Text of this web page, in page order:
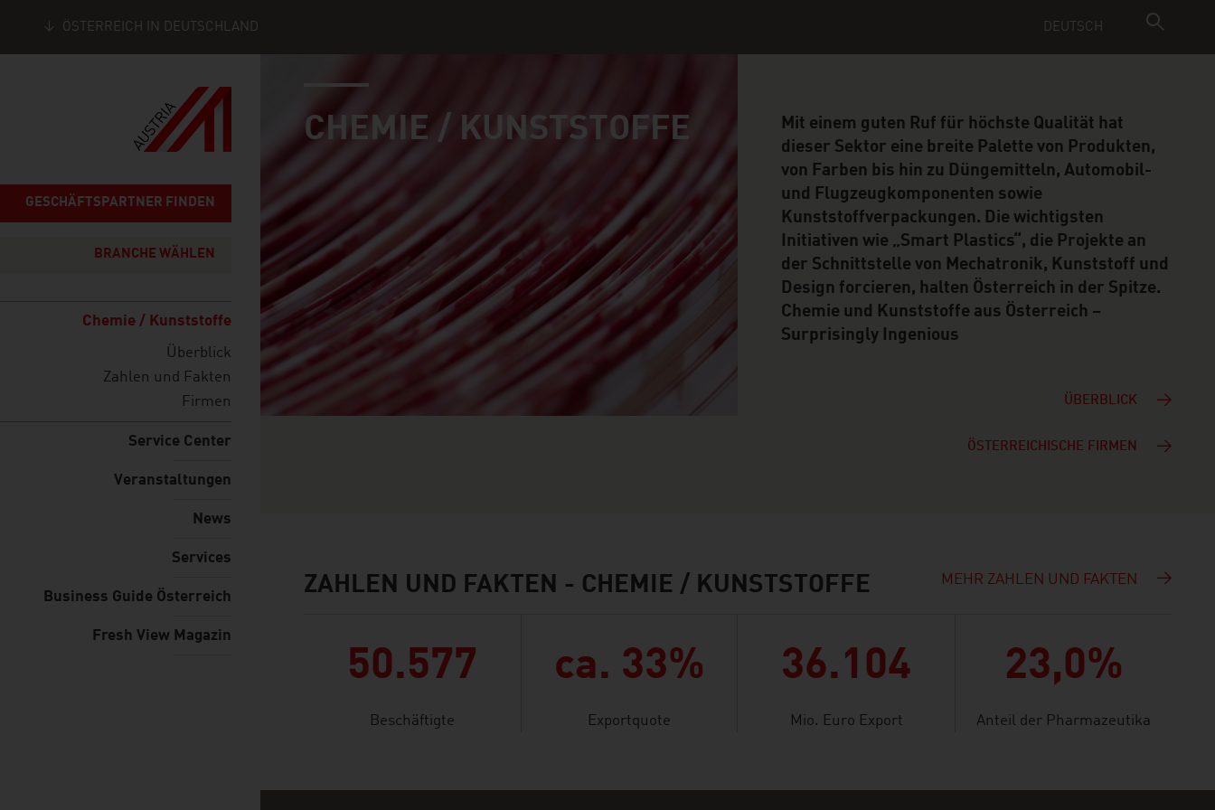
DEUTSCH
ÖSTERREICH IN DEUTSCHLAND
GESCHÄFTSPARTNER FINDEN
BRANCHE WÄHLEN
Chemie / Kunststoffe
Überblick
Zahlen und Fakten
Firmen
Service Center
Veranstaltungen
News
Services
Business Guide Österreich
Fresh View Magazin
CHEMIE / KUNSTSTOFFE
Mit einem guten Ruf für höchste Qualität hat
dieser Sektor eine breite Palette von Produkten,
von Farben bis hin zu Düngemitteln, Automobil-
und Flugzeugkomponenten sowie
Kunststoffverpackungen. Die wichtigsten
Initiativen wie „Smart Plastics“, die Projekte an
der Schnittstelle von Mechatronik, Kunststoff und
Design forcieren, halten Österreich in der Spitze.
Chemie und Kunststoffe aus Österreich –
Surprisingly Ingenious
ÜBERBLICK
ÖSTERREICHISCHE FIRMEN
facts & figures
ZAHLEN UND FAKTEN - CHEMIE / KUNSTSTOFFE MEHR ZAHLEN UND FAKTEN
50.577
Beschäftigte
ca. 33%
Exportquote
36.104
Mio. Euro Export
23,0%
Anteil der Pharmazeutika